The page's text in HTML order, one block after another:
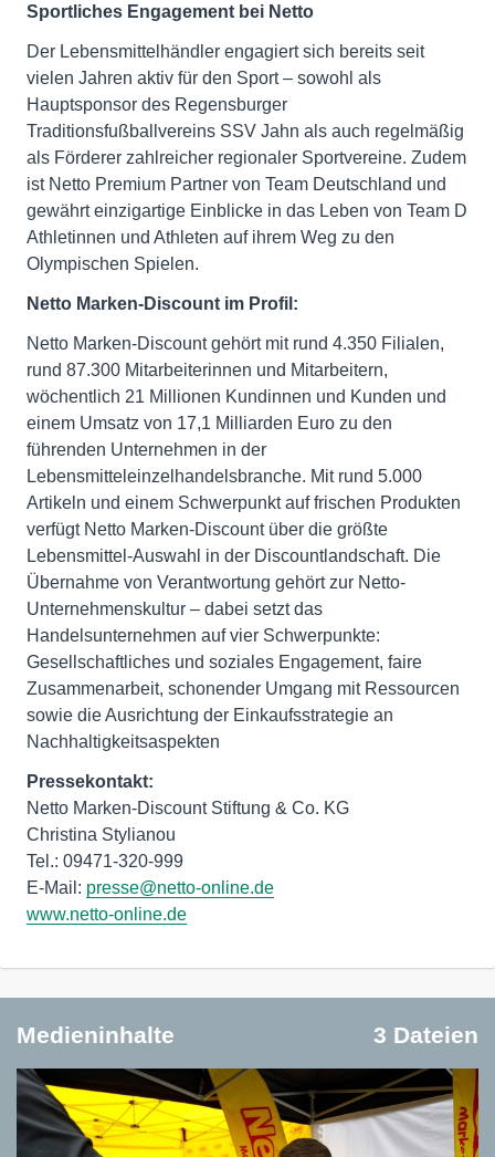
Sportliches Engagement bei Netto
Der Lebensmittelhändler engagiert sich bereits seit
vielen Jahren aktiv für den Sport – sowohl als
Hauptsponsor des Regensburger
Traditionsfußballvereins SSV Jahn als auch regelmäßig
als Förderer zahlreicher regionaler Sportvereine. Zudem
ist Netto Premium Partner von Team Deutschland und
gewährt einzigartige Einblicke in das Leben von Team D
Athletinnen und Athleten auf ihrem Weg zu den
Olympischen Spielen.
Netto Marken-Discount im Profil:
Netto Marken-Discount gehört mit rund 4.350 Filialen,
rund 87.300 Mitarbeiterinnen und Mitarbeitern,
wöchentlich 21 Millionen Kundinnen und Kunden und
einem Umsatz von 17,1 Milliarden Euro zu den
führenden Unternehmen in der
Lebensmitteleinzelhandelsbranche. Mit rund 5.000
Artikeln und einem Schwerpunkt auf frischen Produkten
verfügt Netto Marken-Discount über die größte
Lebensmittel-Auswahl in der Discountlandschaft. Die
Übernahme von Verantwortung gehört zur Netto-
Unternehmenskultur – dabei setzt das
Handelsunternehmen auf vier Schwerpunkte:
Gesellschaftliches und soziales Engagement, faire
Zusammenarbeit, schonender Umgang mit Ressourcen
sowie die Ausrichtung der Einkaufsstrategie an
Nachhaltigkeitsaspekten
Pressekontakt:
Netto Marken-Discount Stiftung & Co. KG
Christina Stylianou
Tel.: 09471-320-999
E-Mail: presse@netto-online.de
www.netto-online.de
Medieninhalte 3 Dateien